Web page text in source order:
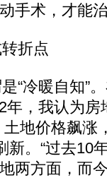
手术，才能
折点
冷暖自知”
年，我认为
地价格飙涨
新。“过去10
两方面，而